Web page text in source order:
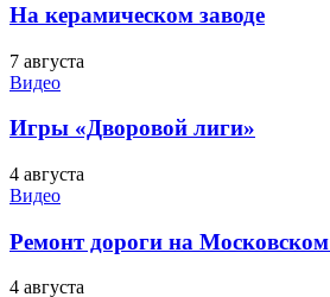
На керамическом заводе
7 августа
Видео
Игры «Дворовой лиги»
4 августа
Видео
Ремонт дороги на
4 августа